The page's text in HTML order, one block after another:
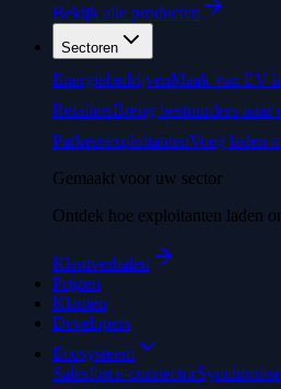
Bekijk alle producten
Sectoren
EnergiebedrijvenMaak van EV-
RetailersBreng bestuurders naar
ParkeerexploitantenVoeg laden
Gemaakt voor uw sector
Ontdek hoe exploitanten laden
Klantverhalen
Prijzen
Klanten
Developers
Ecosysteem
Salesforce-connector